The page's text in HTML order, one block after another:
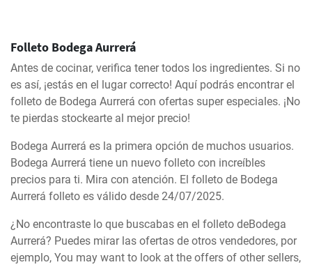
Folleto Bodega Aurrerá
Antes de cocinar, verifica tener todos los ingredientes. Si no
es así, ¡estás en el lugar correcto! Aquí podrás encontrar el
folleto de Bodega Aurrerá con ofertas super especiales. ¡No
te pierdas stockearte al mejor precio!
Bodega Aurrerá es la primera opción de muchos usuarios.
Bodega Aurrerá tiene un nuevo folleto con increíbles
precios para ti. Mira con atención. El folleto de Bodega
Aurrerá folleto es válido desde 24/07/2025.
¿No encontraste lo que buscabas en el folleto deBodega
Aurrerá? Puedes mirar las ofertas de otros vendedores, por
ejemplo, You may want to look at the offers of other sellers,